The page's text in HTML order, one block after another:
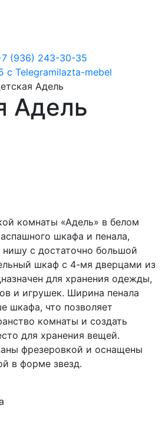
(936) 243-30-35
с Telegramilazta-mebel
Адель
Адель
комнаты «Адель» в белом
шкафа и пенала,
с достаточно большой
шкаф с 4-мя дверцами из
для хранения одежды,
и игрушек. Ширина пенала
шкафа, что позволяет
комнаты и создать
для хранения вещей.
фрезеровкой и оснащены
в форме звезд.